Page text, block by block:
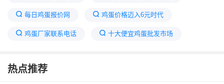
每日鸡蛋报价网 鸡蛋价格迈入6元时代
鸡蛋厂家联系电话 十大便宜鸡蛋批发市场
鸡蛋行情今日报表
热点推荐